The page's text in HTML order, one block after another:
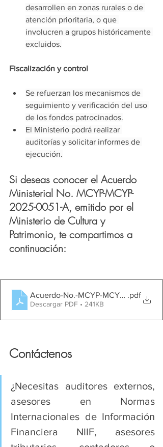
desarrollen en zonas rurales o de
atención prioritaria, o que
involucren a grupos históricamente
excluidos.
Fiscalización y control
Se refuerzan los mecanismos de
seguimiento y verificación del uso
de los fondos patrocinados.
El Ministerio podrá realizar
auditorías y solicitar informes de
ejecución.
Si deseas conocer el Acuerdo
Ministerial No. MCYP-MCYP-
2025-0051-A, emitido por el
Ministerio de Cultura y
Patrimonio, te compartimos a
continuación:
Acuerdo-No.-MCYP-MCYP-2025-
.pdf
Descargar PDF • 241KB
Contáctenos
¿Necesitas auditores externos,
asesores en Normas
Internacionales de Información
Financiera NIIF, asesores